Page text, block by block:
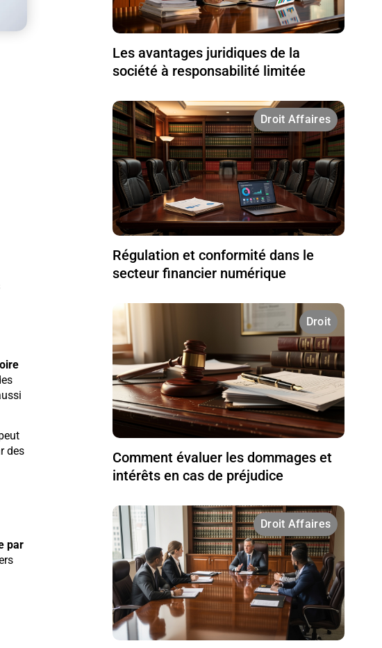
des
par
Les avantages juridiques de la
société à responsabilité limitée
Droit Affaires
Régulation et conformité dans le
secteur financier numérique
Droit
Comment évaluer les dommages et
intérêts en cas de préjudice
Droit Affaires